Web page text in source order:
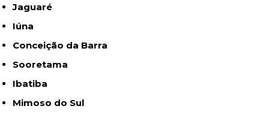
Jaguaré
Iúna
Conceição da Barra
Sooretama
Ibatiba
Mimoso do Sul